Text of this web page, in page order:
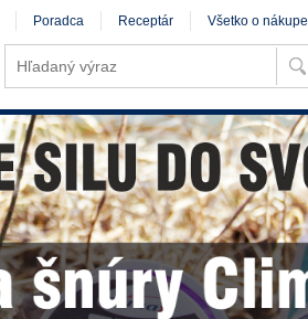
Poradca Receptár Všetko o nákupe